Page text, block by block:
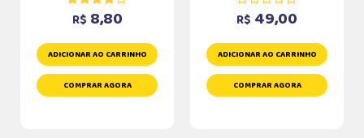
R$ 8,80
ADICIONAR AO CARRINHO
COMPRAR AGORA
R$ 49,00
ADICIONAR AO CARRINHO
COMPRAR AGORA